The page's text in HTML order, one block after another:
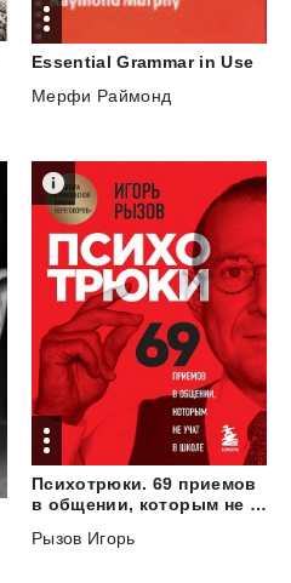
Essential Grammar in Use
Мерфи Раймонд
Психотрюки. 69 приемов
в общении, которым не учат в школе
Рызов Игорь